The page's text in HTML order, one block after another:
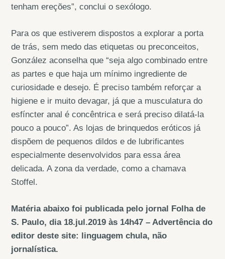
tenham ereções”, conclui o sexólogo.
Para os que estiverem dispostos a explorar a porta
de trás, sem medo das etiquetas ou preconceitos,
González aconselha que “seja algo combinado entre
as partes e que haja um mínimo ingrediente de
curiosidade e desejo. É preciso também reforçar a
higiene e ir muito devagar, já que a musculatura do
esfíncter anal é concêntrica e será preciso dilatá-la
pouco a pouco”. As lojas de brinquedos eróticos já
dispõem de pequenos dildos e de lubrificantes
especialmente desenvolvidos para essa área
delicada. A zona da verdade, como a chamava
Stoffel.
Matéria abaixo foi publicada pelo jornal Folha de
S. Paulo, dia 18.jul.2019 às 14h47 – Advertência do
editor deste site: linguagem chula, não
jornalística.